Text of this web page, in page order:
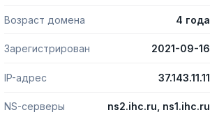
Возраст домена 4 года
Зарегистрирован 2021-09-16
IP-адрес 37.143.11.11
NS-серверы ns2.ihc.ru, ns1.ihc.ru